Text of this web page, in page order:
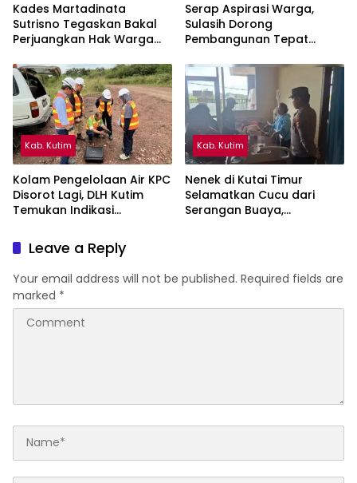
Kades Martadinata
Sutrisno Tegaskan Bakal
Perjuangkan Hak Warga
Kutim
Serap Aspirasi Warga,
Sulasih Dorong
Pembangunan Tepat
Kab. Kutim
Kolam Pengelolaan Air KPC
Disorot Lagi, DLH Kutim
Temukan Indikasi
Kab. Kutim
Nenek di Kutai Timur
Selamatkan Cucu dari
Serangan Buaya,
Leave a Reply
Your email address will not be published. Required fields are
marked *